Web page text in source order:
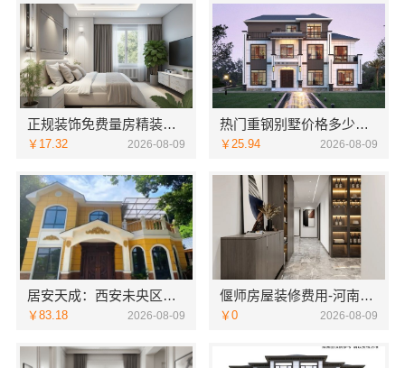
正规装饰免费量房精装咨询浙江臻美新型建材有限公司
￥17.32 2026-08-09
热门重钢别墅价格多少钱中蓝建投北京建设有限公司四川
￥25.94 2026-08-09
居安天成：西安未央区一站式家装设计刚需房售后完善
￥83.18 2026-08-09
偃师房屋装修费用-河南璟臻环保建材有限公司源头材料省钱
￥0 2026-08-09